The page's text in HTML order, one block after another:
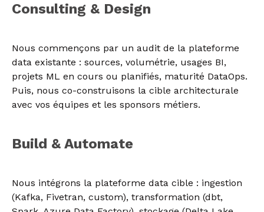
Consulting & Design
Nous commençons par un audit de la plateforme
data existante : sources, volumétrie, usages BI,
projets ML en cours ou planifiés, maturité DataOps.
Puis, nous co-construisons la cible architecturale
avec vos équipes et les sponsors métiers.
Build & Automate
Nous intégrons la plateforme data cible : ingestion
(Kafka, Fivetran, custom), transformation (dbt,